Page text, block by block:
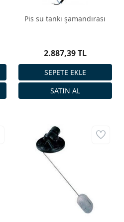
Pis su tankı şamandırası
2.887,39 TL